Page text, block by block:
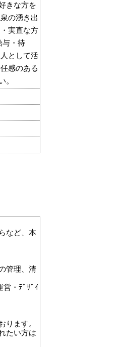
きな方を
の湧き出
実直な方
与・待
として活
感のある
。
など、本
管理、清
・ﾃﾞｻﾞｲ
ます。
たい方は